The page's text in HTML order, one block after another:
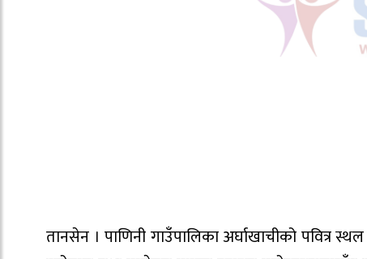
तानसेन । पाणिनी गाउँपालिका अर्घाखाचीको पवित्र